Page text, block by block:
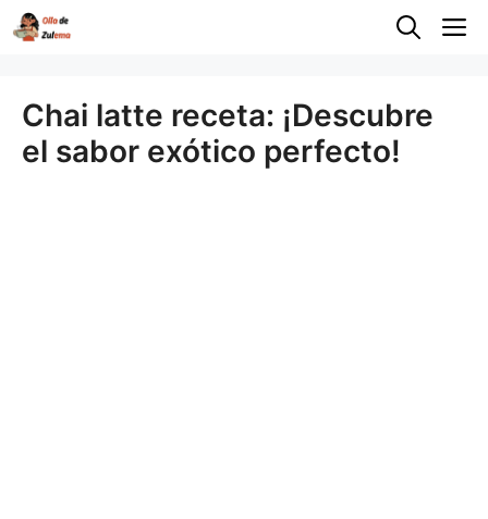
Saltar
Chai latte receta: ¡Descubre
el sabor exótico perfecto!